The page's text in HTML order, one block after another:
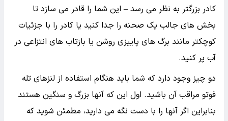
کادر بزرگتر به نظر می رسد – این شما را قادر می سازد تا
بخش های جالب یک صحنه را جدا کنید یا کادر را با جزئیات
کوچکتر مانند برگ های پاییزی روشن یا بازتاب های انتزاعی در
آب پر کنید.
دو چیز وجود دارد که شما باید هنگام استفاده از لنزهای تله
فوتو مراقب آن باشید. اول این که آنها بزرگ و سنگین هستند
بنابراین اگر آنها را با دست نگه می دارید، مطمئن شوید که